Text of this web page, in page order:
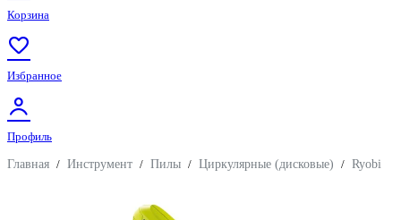
Корзина
Избранное
Профиль
Главная / Инструмент / Пилы / Циркулярные (дисковые) / Ryobi